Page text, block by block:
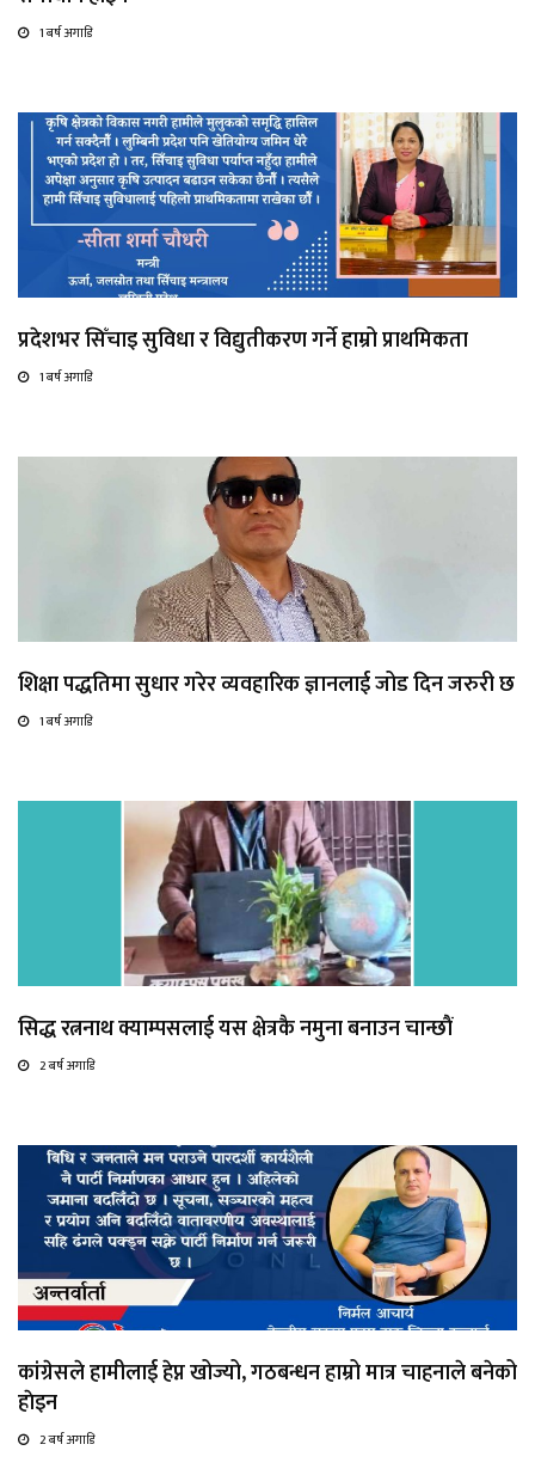
1 बर्ष अगाडि
प्रदेशभर सिँचाइ सुविधा र विद्युतीकरण गर्ने हाम्रो प्राथमिकता
1 बर्ष अगाडि
शिक्षा पद्धतिमा सुधार गरेर व्यवहारिक ज्ञानलाई जोड दिन जरुरी छ
1 बर्ष अगाडि
सिद्ध रत्ननाथ क्याम्पसलाई यस क्षेत्रकै नमुना बनाउन चान्छाैं
2 बर्ष अगाडि
कांग्रेसले हामीलाई हेप्न खोज्यो, गठबन्धन हाम्रो मात्र चाहनाले बनेको
हाेइन
2 बर्ष अगाडि